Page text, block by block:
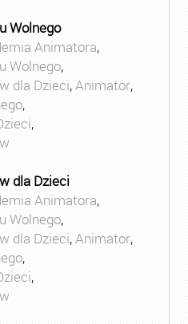
Wolnego
Animatora,
Wolnego,
dla Dzieci,Animator,
,
,
dla Dzieci
Animatora,
Wolnego,
dla Dzieci,Animator,
,
,